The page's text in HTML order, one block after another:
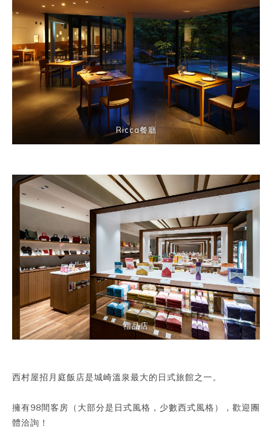
禮品店
Ricca餐廳
西村屋招月庭飯店是城崎溫泉最大的日式旅館之一。
擁有98間客房（大部分是日式風格，少數西式風格），歡迎團
體洽詢！